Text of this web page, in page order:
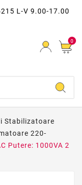
L-V 9.00-17.00
0
Stabilizatoare
220-
Putere: 1000VA 2